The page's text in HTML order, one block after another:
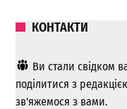
КОНТАКТИ
Ви стали свідком
поділитися з
зв'яжемося з вами.